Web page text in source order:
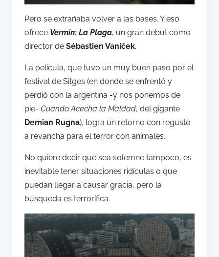
Pero se extrañaba volver a las bases. Y eso
ofrece Vermin: La Plaga, un gran debut como
director de Sébastien Vaniček.
La película, que tuvo un muy buen paso por el
festival de Sitges (en donde se enfrentó y
perdió con la argentina -y nos ponemos de
pie- Cuando Acecha la Maldad, del gigante
Demian Rugna), logra un retorno con regusto
a revancha para el terror con animales.
No quiere decir que sea solemne tampoco, es
inevitable tener situaciones ridículas o que
puedan llegar a causar gracia, pero la
búsqueda es terrorífica.